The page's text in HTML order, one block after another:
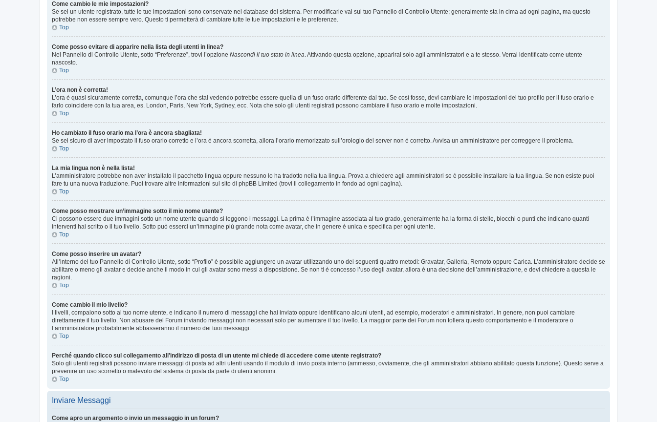
Come cambio le mie impostazioni?
Se sei un utente registrato, tutte le tue impostazioni sono conservate nel database del sistema. Per modificarle vai sul tuo Pannello di Controllo Utente; generalmente sta in cima ad ogni pagina, ma questo
potrebbe non essere sempre vero. Questo ti permetterà di cambiare tutte le tue impostazioni e le preferenze.
Top
Come posso evitare di apparire nella lista degli utenti in linea?
Nel Pannello di Controllo Utente, sotto “Preferenze”, trovi l’opzione Nascondi il tuo stato in linea. Attivando questa opzione, apparirai solo agli amministratori e a te stesso. Verrai identificato come utente
nascosto.
Top
L’ora non è corretta!
L’ora è quasi sicuramente corretta, comunque l’ora che stai vedendo potrebbe essere quella di un fuso orario differente dal tuo. Se così fosse, devi cambiare le impostazioni del tuo profilo per il fuso orario e
farlo coincidere con la tua area, es. London, Paris, New York, Sydney, ecc. Nota che solo gli utenti registrati possono cambiare il fuso orario e molte impostazioni.
Top
Ho cambiato il fuso orario ma l’ora è ancora sbagliata!
Se sei sicuro di aver impostato il fuso orario corretto e l’ora è ancora scorretta, allora l’orario memorizzato sull’orologio del server non è corretto. Avvisa un amministratore per correggere il problema.
Top
La mia lingua non è nella lista!
L’amministratore potrebbe non aver installato il pacchetto lingua oppure nessuno lo ha tradotto nella tua lingua. Prova a chiedere agli amministratori se è possibile installare la tua lingua. Se non esiste puoi
fare tu una nuova traduzione. Puoi trovare altre informazioni sul sito di phpBB Limited (trovi il collegamento in fondo ad ogni pagina).
Top
Come posso mostrare un’immagine sotto il mio nome utente?
Ci possono essere due immagini sotto un nome utente quando si leggono i messaggi. La prima è l’immagine associata al tuo grado, generalmente ha la forma di stelle, blocchi o punti che indicano quanti
interventi hai scritto o il tuo livello. Sotto può esserci un’immagine più grande nota come avatar, che in genere è unica e specifica per ogni utente.
Top
Come posso inserire un avatar?
All’interno del tuo Pannello di Controllo Utente, sotto “Profilo” è possibile aggiungere un avatar utilizzando uno dei seguenti quattro metodi: Gravatar, Galleria, Remoto oppure Carica. L’amministratore decide se
abilitare o meno gli avatar e decide anche il modo in cui gli avatar sono messi a disposizione. Se non ti è concesso l’uso degli avatar, allora è una decisione dell’amministrazione, e devi chiedere a questa le
ragioni.
Top
Come cambio il mio livello?
I livelli, compaiono sotto al tuo nome utente, e indicano il numero di messaggi che hai inviato oppure identificano alcuni utenti, ad esempio, moderatori e amministratori. In genere, non puoi cambiare
direttamente il tuo livello. Non abusare del Forum inviando messaggi non necessari solo per aumentare il tuo livello. La maggior parte dei Forum non tollera questo comportamento e il moderatore o
l’amministratore probabilmente abbasseranno il numero dei tuoi messaggi.
Top
Perché quando clicco sul collegamento all’indirizzo di posta di un utente mi chiede di accedere come utente registrato?
Solo gli utenti registrati possono inviare messaggi di posta ad altri utenti usando il modulo di invio posta interno (ammesso, ovviamente, che gli amministratori abbiano abilitato questa funzione). Questo serve a
prevenire un uso scorretto o malevolo del sistema di posta da parte di utenti anonimi.
Top
Inviare Messaggi
Come apro un argomento o invio un messaggio in un forum?